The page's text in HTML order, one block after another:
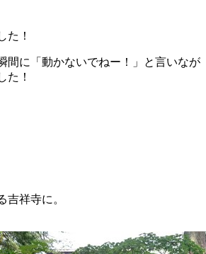
た！
間に「動かないでねー！」と言いなが
た！
吉祥寺に。